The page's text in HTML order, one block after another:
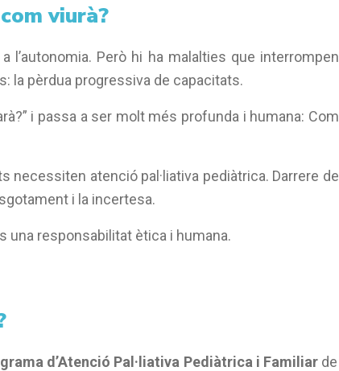
viurà?
Però hi ha malalties que interrompen
la pèrdua progressiva de capacitats.
i passa a ser molt més profunda i humana: Com
necessiten atenció pal·liativa pediàtrica. Darrere de
i la incertesa.
una responsabilitat ètica i humana.
d’Atenció Pal·liativa Pediàtrica i Familiar de